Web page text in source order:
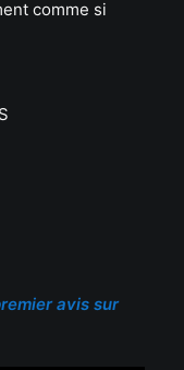
comme si
avis sur